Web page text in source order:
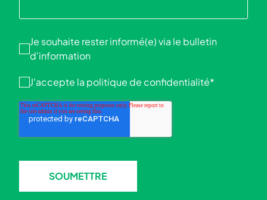
Je souhaite rester informé(e) via le bulletin
d'information
J'accepte la politique de confidentialité*
SOUMETTRE